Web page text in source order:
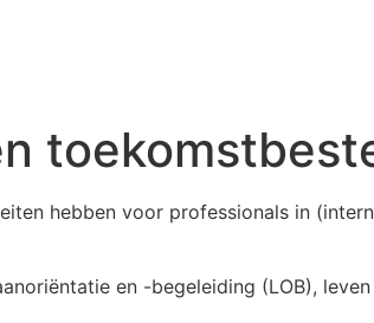
hebben voor professionals in
en -begeleiding (LOB),